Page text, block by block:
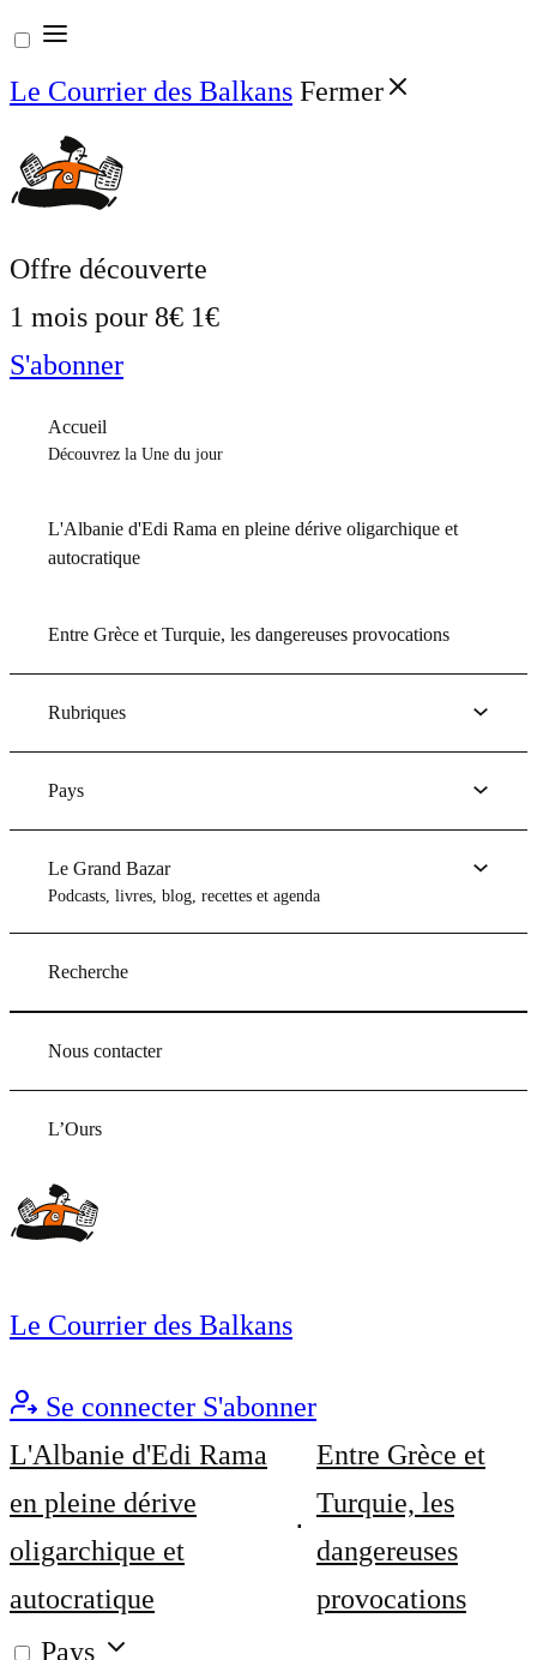
Aller
au
contenu
Le Courrier des Balkans Fermer
Offre découverte
1 mois pour 8€ 1€
S'abonner
Accueil
Découvrez la Une du jour
L'Albanie d'Edi Rama en pleine dérive oligarchique et
autocratique
Entre Grèce et Turquie, les dangereuses provocations
Rubriques
Pays
Le Grand Bazar
Podcasts, livres, blog, recettes et agenda
Recherche
Nous contacter
L’Ours
Le Courrier des Balkans
Se connecter S'abonner
L'Albanie d'Edi Rama
en pleine dérive
oligarchique et
autocratique
Entre Grèce et
Turquie, les
dangereuses
provocations
Pays